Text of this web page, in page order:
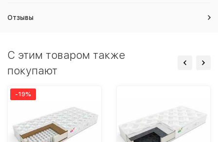
Отзывы
C этим товаром также
покупают
-19%